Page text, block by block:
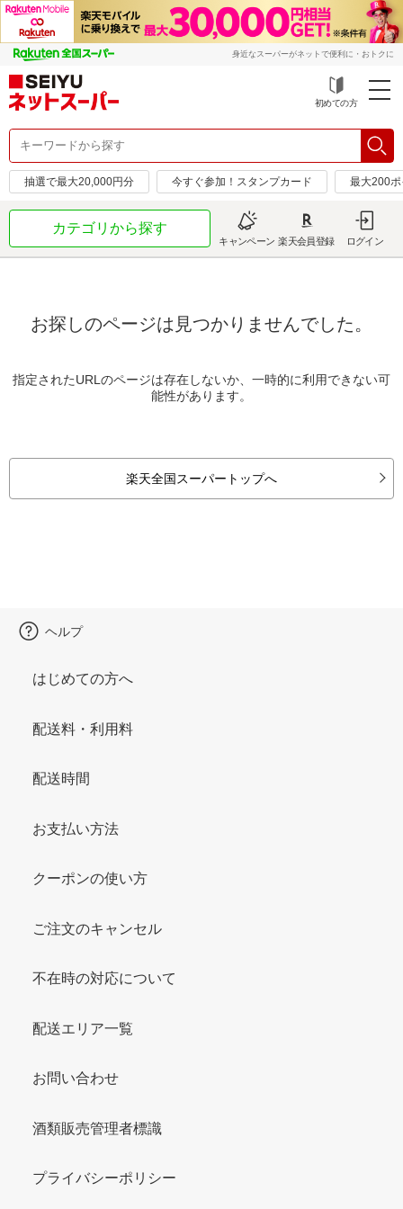
身近なスーパーがネットで便利に・おトクに
初めての方
抽選で最大20,000円分 今すぐ参加！スタンプカード 最大200
カテゴリから探す
キャンペーン 楽天会員登録 ログイン
お探しのページは見つかりませんでした。
指定されたURLのページは存在しないか、一時的に利用できない可
能性があります。
楽天全国スーパートップへ
ヘルプ
はじめての方へ
配送料・利用料
配送時間
お支払い方法
クーポンの使い方
ご注文のキャンセル
不在時の対応について
配送エリア一覧
お問い合わせ
酒類販売管理者標識
プライバシーポリシー